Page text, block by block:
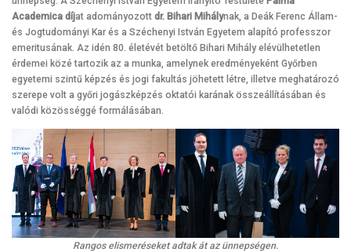
Academica díjat adományozott dr. Bihari Mihálynak, a Deák Ferenc Állam-
és Jogtudományi Kar és a Széchenyi István Egyetem alapító professzor
emeritusának. Az idén 80. életévét betöltő Bihari Mihály elévülhetetlen
érdemei közé tartozik az a munka, amelynek eredményeként Győrben
egyetemi szintű képzés és jogi fakultás jöhetett létre, illetve meghatározó
szerepe volt a győri jogászképzés oktatói karának összeállításában és
valódi közösséggé formálásában.
Rangos elismeréseket adtak át az ünnepségen.